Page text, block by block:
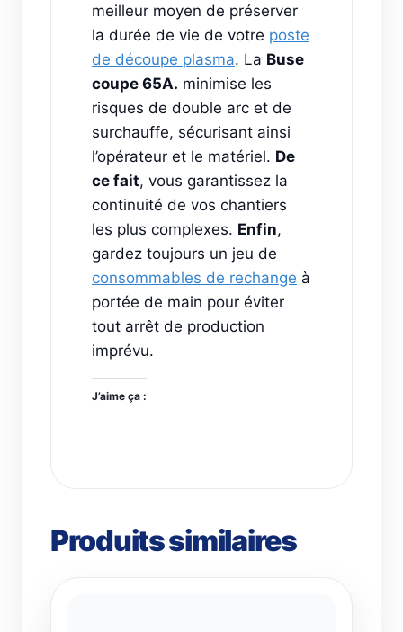
meilleur moyen de préserver
la durée de vie de votre poste
de découpe plasma. La Buse
coupe 65A. minimise les
risques de double arc et de
surchauffe, sécurisant ainsi
l’opérateur et le matériel. De
ce fait, vous garantissez la
continuité de vos chantiers
les plus complexes. Enfin,
gardez toujours un jeu de
consommables de rechange à
portée de main pour éviter
tout arrêt de production
imprévu.
J’aime ça :
Produits similaires